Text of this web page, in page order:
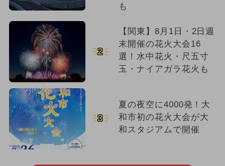
も
2
【関東】8月1日・2日週
末開催の花火大会16
選！水中花火・尺五寸
玉・ナイアガラ花火も
3
夏の夜空に4000発！大
和市初の花火大会が大
和スタジアムで開催